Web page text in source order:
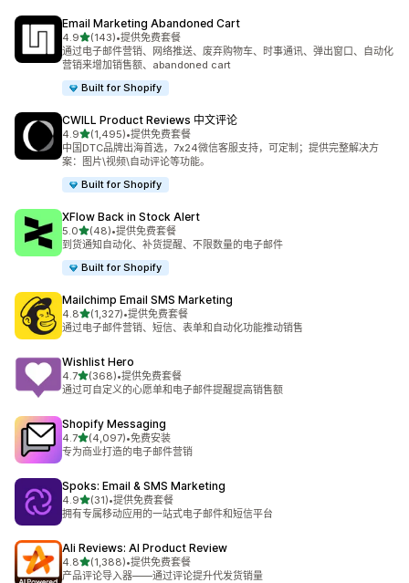
Email Marketing Abandoned Cart
4.9星（满分 5 星）
(143)
总共 143 条评论
•提供免费套餐
通过电子邮件营销、网络推送、废弃购物车、时事通讯、弹出窗口、自动化
营销来增加销售额、abandoned cart
Built for Shopify
CWILL Product Reviews 中文评论
4.9星（满分 5 星）
(1,495)
总共 1495 条评论
•提供免费套餐
中国DTC品牌出海首选，7x24微信客服支持，可定制；提供完整解决方
案：图片\视频\自动评论等功能。
Built for Shopify
XFlow Back in Stock Alert
5.0星（满分 5 星）
(48)
总共 48 条评论
•提供免费套餐
到货通知自动化、补货提醒、不限数量的电子邮件
Built for Shopify
Mailchimp Email SMS Marketing
4.8星（满分 5 星）
(1,327)
总共 1327 条评论
•提供免费套餐
通过电子邮件营销、短信、表单和自动化功能推动销售
Wishlist Hero
4.7星（满分 5 星）
(368)
总共 368 条评论
•提供免费套餐
通过可自定义的心愿单和电子邮件提醒提高销售额
Shopify Messaging
4.7星（满分 5 星）
(4,097)
总共 4097 条评论
•免费安装
专为商业打造的电子邮件营销
Spoks: Email & SMS Marketing
4.9星（满分 5 星）
(31)
总共 31 条评论
•提供免费套餐
拥有专属移动应用的一站式电子邮件和短信平台
Ali Reviews: AI Product Review
4.8星（满分 5 星）
(1,388)
总共 1388 条评论
•提供免费套餐
产品评论导入器——通过评论提升代发货销量